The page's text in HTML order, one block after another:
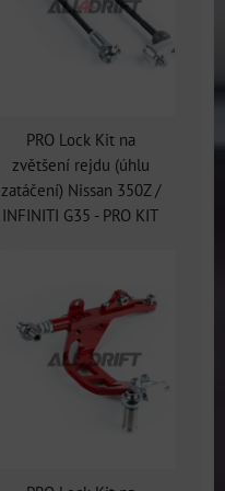
PRO Lock Kit na
zvětšení rejdu (úhlu
zatáčení) Nissan 350Z /
INFINITI G35 - PRO KIT